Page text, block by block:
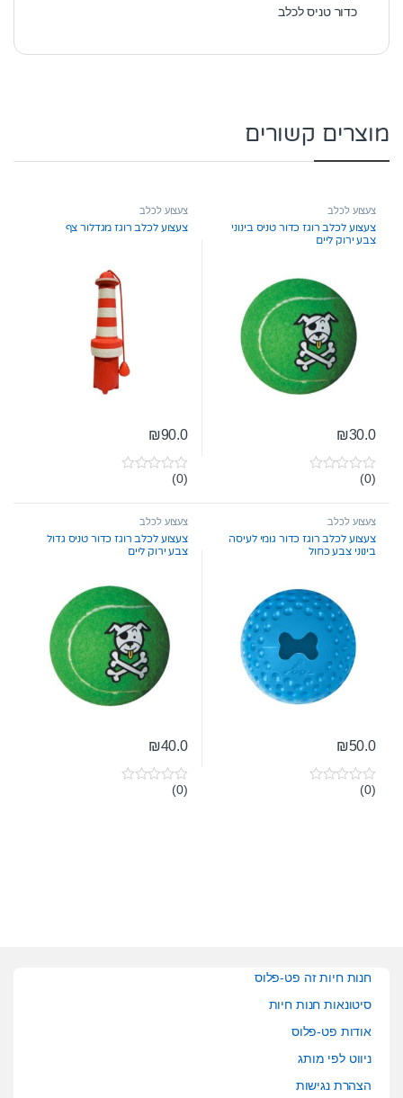
כדור טניס לכלב
מוצרים קשורים
צעצוע לכלב
צעצוע לכלב רוגז כדור טניס בינוני
צבע ירוק ליים
₪30.0
0
t
f
5
(0)
צעצוע לכלב
צעצוע לכלב רוגז מגדלור צף
₪90.0
0
t
f
5
(0)
צעצוע לכלב
צעצוע לכלב רוגז כדור גומי לעיסה
בינוני צבע כחול
₪50.0
0(0)
צעצוע לכלב
צעצוע לכלב רוגז כדור טניס גדול
צבע ירוק ליים
₪40.0
0(0)
חנות חיות זה פט-פלוס
סיטונאות חנות חיות
אודות פט-פלוס
ניווט לפי מותג
הצהרת נגישות